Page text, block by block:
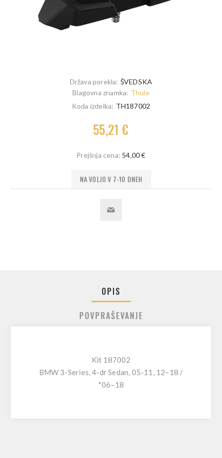
Država porekla: ŠVEDSKA
Blagovna znamka: Thule
Koda izdelka: TH187002
55,21 €
Prejšnja cena: 54,00 €
NA VOLJO V 7-10 DNEH
OPIS
POVPRAŠEVANJE
Kit 187002
BMW 3-Series, 4-dr Sedan, 05-11, 12–18 /
*06–18